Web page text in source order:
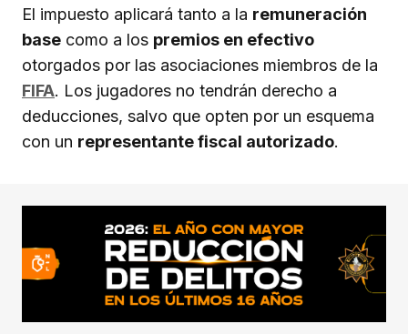
El impuesto aplicará tanto a la remuneración
base como a los premios en efectivo
otorgados por las asociaciones miembros de la
FIFA. Los jugadores no tendrán derecho a
deducciones, salvo que opten por un esquema
con un representante fiscal autorizado.